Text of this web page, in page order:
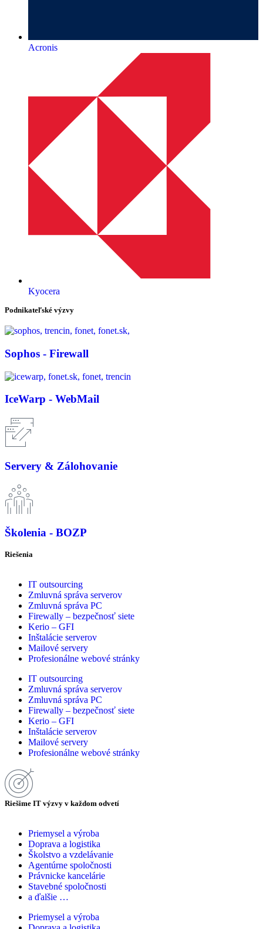
Acronis
Kyocera
Podnikateľské výzvy
Sophos - Firewall
IceWarp - WebMail
Servery & Zálohovanie
Školenia - BOZP
Riešenia
IT outsourcing
Zmluvná správa serverov
Zmluvná správa PC
Firewally – bezpečnosť siete
Kerio – GFI
Inštalácie serverov
Mailové servery
Profesionálne webové stránky
IT outsourcing
Zmluvná správa serverov
Zmluvná správa PC
Firewally – bezpečnosť siete
Kerio – GFI
Inštalácie serverov
Mailové servery
Profesionálne webové stránky
Riešime IT výzvy v každom odvetí
Priemysel a výroba
Doprava a logistika
Školstvo a vzdelávanie
Agentúrne spoločnosti
Právnicke kancelárie
Stavebné spoločnosti
a ďalšie …
Priemysel a výroba